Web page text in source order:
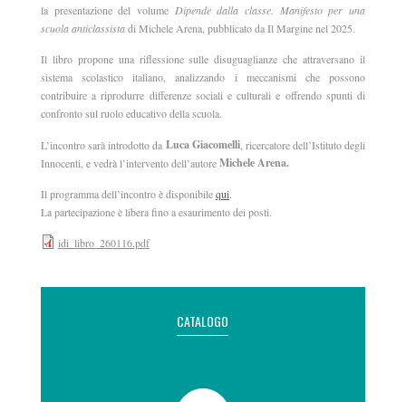
la presentazione del volume Dipende dalla classe. Manifesto per una
scuola anticlassistadi Michele Arena, pubblicato da Il Margine nel 2025.
Il libro propone una riflessione sulle disuguaglianze che attraversano il
sistema scolastico italiano, analizzando i meccanismi che possono
contribuire a riprodurre differenze sociali e culturali e offrendo spunti di
confronto sul ruolo educativo della scuola.
L’incontro sarà introdotto da Luca Giacomelli, ricercatore dell’Istituto degli
Innocenti, e vedrà l’intervento dell’autoreMichele Arena.
Il programma dell’incontro è disponibilequi.
La partecipazione è libera fino a esaurimento dei posti.
idi_libro_260116.pdf
CATALOGO